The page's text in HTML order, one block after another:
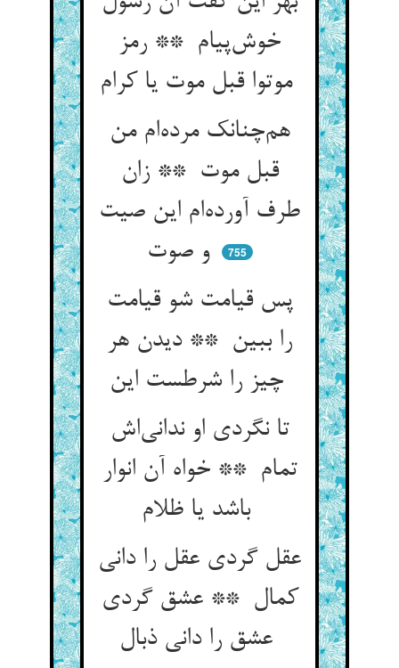
خوش‌پیام ** رمز
موتوا قبل موت یا کرام
هم‌چنانک مرده‌ام من
قبل موت ** زان
طرف آورده‌ام این صیت
و صوت
755
پس قیامت شو قیامت
را ببین ** دیدن هر
چیز را شرطست این
تا نگردی او ندانی‌اش
تمام ** خواه آن انوار
باشد یا ظلام
عقل گردی عقل را دانی
کمال ** عشق گردی